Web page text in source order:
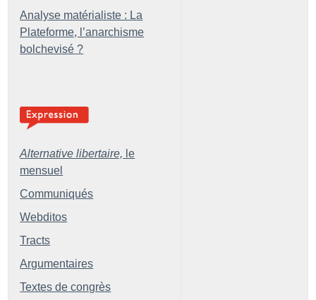
Analyse matérialiste : La
Plateforme, l’anarchisme
bolchevisé ?
Alternative libertaire, le
mensuel
Communiqués
Webditos
Tracts
Argumentaires
Textes de congrès